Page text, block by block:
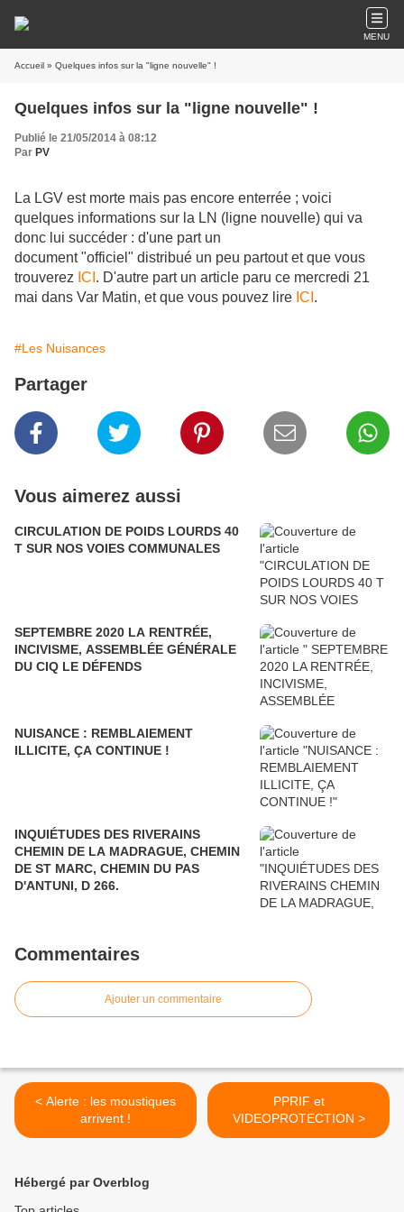
MENU
Accueil » Quelques infos sur la "ligne nouvelle" !
Quelques infos sur la "ligne nouvelle" !
Publié le 21/05/2014 à 08:12
Par PV
La LGV est morte mais pas encore enterrée ; voici
quelques informations sur la LN (ligne nouvelle) qui va
donc lui succéder : d'une part un
document"officiel" distribué un peu partout et que vous
trouverez ICI . D'autre part un article paru ce mercredi 21
mai dans Var Matin, et que vous pouvez lire ICI .
#Les Nuisances
Partager
Vous aimerez aussi
CIRCULATION DE POIDS LOURDS 40
T SUR NOS VOIES COMMUNALES
SEPTEMBRE 2020 LA RENTRÉE,
INCIVISME, ASSEMBLÉE GÉNÉRALE
DU CIQ LE DÉFENDS
NUISANCE : REMBLAIEMENT
ILLICITE, ÇA CONTINUE !
INQUIÉTUDES DES RIVERAINS
CHEMIN DE LA MADRAGUE, CHEMIN
DE ST MARC, CHEMIN DU PAS
D'ANTUNI, D 266.
Commentaires
Ajouter un commentaire
< Alerte : les moustiques
arrivent !
PPRIF et
VIDEOPROTECTION >
Hébergé par Overblog